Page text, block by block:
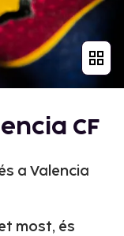
CF
a Valencia
most, és